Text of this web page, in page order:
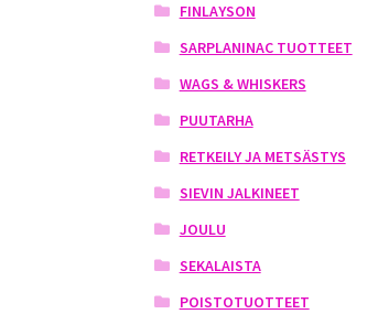
FINLAYSON
SARPLANINAC TUOTTEET
WAGS & WHISKERS
PUUTARHA
RETKEILY JA METSÄSTYS
SIEVIN JALKINEET
JOULU
SEKALAISTA
POISTOTUOTTEET